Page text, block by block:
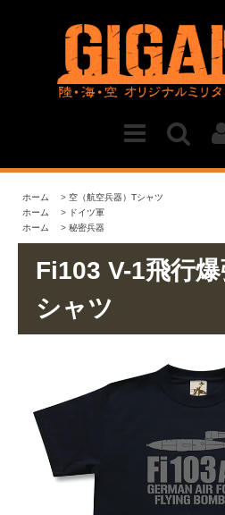
ホーム > 空（航空兵器）Tシャツ
ホーム
> ドイツ軍
ホーム
> 秘密兵器
Fi103 V-1飛行
シャツ